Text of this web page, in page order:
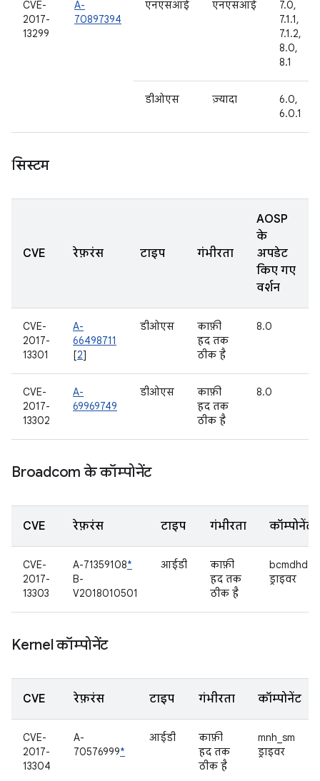
CVE-
2017-
13299
A-
70897394
एनएसआई एनएसआई
7.0,
7.1.1,
7.1.2,
8.0,
8.1
डीओएस ज़्यादा
6.0,
6.0.1
सिस्टम
CVE रेफ़रंस टाइप गंभीरता
AOSP
के
अपडेट
किए गए
वर्शन
CVE-
2017-
13301
A-
66498711
[2]
डीओएस
काफ़ी
हद तक
ठीक है
8.0
CVE-
2017-
13302
A-
69969749
डीओएस
काफ़ी
हद तक
ठीक है
8.0
Broadcom के कॉम्पोनेंट
CVE रेफ़रंस टाइप गंभीरता कॉम्पोनेंट
CVE-
2017-
13303
A-71359108*
B-
V2018010501
आईडी
काफ़ी
हद तक
ठीक है
bcmdhd
ड्राइवर
Kernel कॉम्पोनेंट
CVE रेफ़रंस टाइप गंभीरता कॉम्पोनेंट
CVE-
2017-
13304
A-
70576999*
आईडी
काफ़ी
हद तक
ठीक है
mnh_sm
ड्राइवर